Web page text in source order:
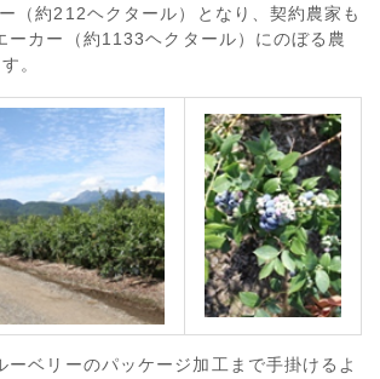
（約212ヘクタール）となり、契約農家も
ーカー（約1133ヘクタール）にのぼる農
。
ベリーのパッケージ加工まで手掛けるよ